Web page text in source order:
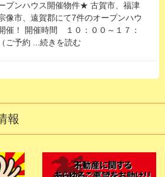
プンハウス開催物件★ 古賀市、福津
像市、遠賀郡にて7件のオープンハウ
催！ 開催時間 １０：００～１７：
ご予約 ...続きを読む
報